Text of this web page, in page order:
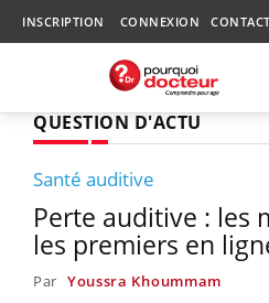
INSCRIPTION CONNEXION CONTACT
QUESTION D'ACTU
Santé auditive
Perte auditive : les
les premiers en
Par Youssra Khoummam